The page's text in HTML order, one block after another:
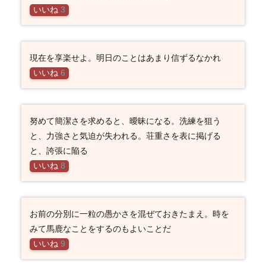
いいね 3
現在を享楽せよ。明日のことはあまり信ずるなかれ
いいね 6
努めて簡潔さを求めると、曖昧になる。洗練を狙う
と、力強さと気迫が失われる。荘重さを表に掲げる
と、誇張に陥る
いいね 8
お前の分別に一粒の愚かさを混ぜておきたまえ。時を
みて馬鹿なことをするのもよいことだ
いいね 9